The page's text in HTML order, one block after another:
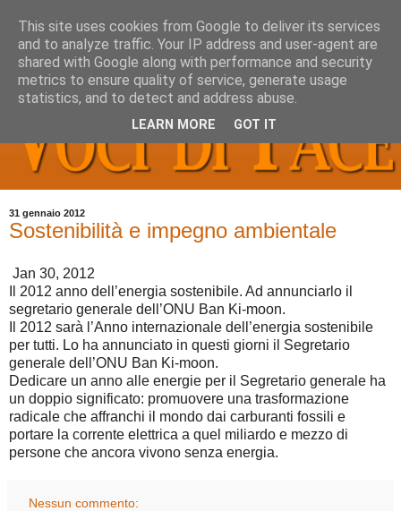
31 gennaio 2012
Sostenibilità e impegno ambientale
Jan 30, 2012
Il 2012 anno dell’energia sostenibile. Ad annunciarlo il
segretario generale dell’ONU Ban Ki-moon.
Il 2012 sarà l’Anno internazionale dell’energia sostenibile
per tutti. Lo ha annunciato in questi giorni il Segretario
generale dell’ONU Ban Ki-moon.
Dedicare un anno alle energie per il Segretario generale ha
un doppio significato: promuovere una trasformazione
radicale che affranchi il mondo dai carburanti fossili e
portare la corrente elettrica a quel miliardo e mezzo di
persone che ancora vivono senza energia.
Nessun commento:
This site uses cookies from Google to deliver its services
and to analyze traffic. Your IP address and user-agent are
shared with Google along with performance and security
metrics to ensure quality of service, generate usage
statistics, and to detect and address abuse.
LEARN MORE GOT IT